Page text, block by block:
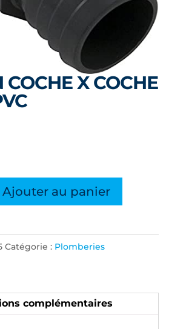
COCHE X COCHE
Ajouter au panier
Catégorie : Plomberies
complémentaires